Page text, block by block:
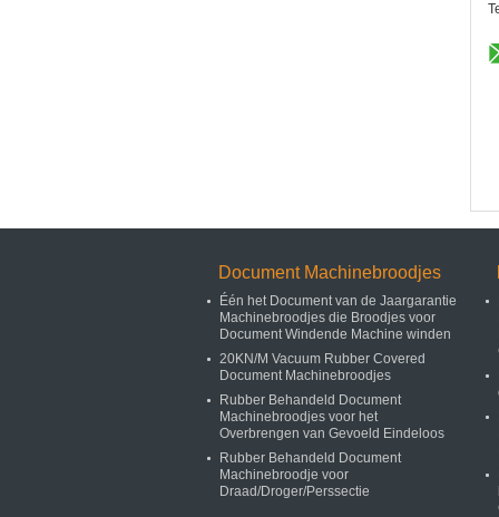
Document Machinebroodjes
Één het Document van de Jaargarantie
Machinebroodjes die Broodjes voor
Document Windende Machine winden
20KN/M Vacuum Rubber Covered
Document Machinebroodjes
Rubber Behandeld Document
Machinebroodjes voor het
Overbrengen van Gevoeld Eindeloos
Rubber Behandeld Document
Machinebroodje voor
Draad/Droger/Perssectie